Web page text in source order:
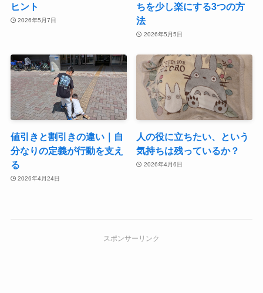
ヒント
2026年5月7日
ちを少し楽にする3つの方
法
2026年5月5日
値引きと割引きの違い｜自
分なりの定義が行動を支え
る
2026年4月24日
人の役に立ちたい、という
気持ちは残っているか？
2026年4月6日
スポンサーリンク